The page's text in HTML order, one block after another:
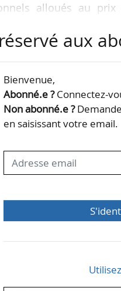
alloués au prix
de mise à disposition
aux
Bienvenue,
Abonné.e ?Connectez-
Non abonné.e ?
en saisissant votre email.